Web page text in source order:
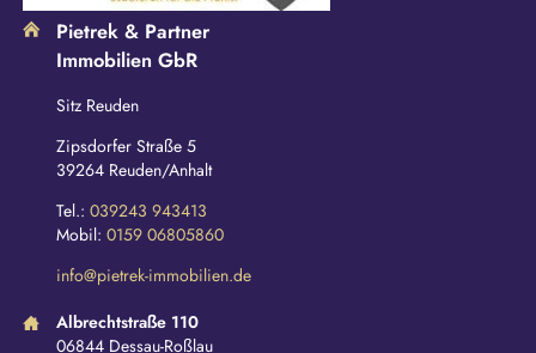
Pietrek & Partner
Immobilien GbR
Sitz Reuden
Zipsdorfer Straße 5
39264 Reuden/Anhalt
Tel.: 039243 943413
Mobil: 0159 06805860
info@pietrek-immobilien.de
Albrechtstraße 110
06844 Dessau-Roßlau